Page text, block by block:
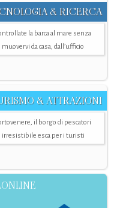
& RICERCA
la barca al mare senza
muovervi da casa, dall’ufficio
& ATTRAZIONI
il borgo di pescatori
irresistibile esca per i turisti